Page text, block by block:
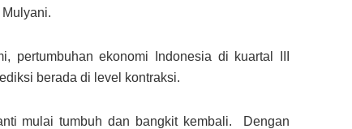
pertumbuhan ekonomi Indonesia di kuartal III
berada di level kontraksi.
mulai tumbuh dan bangkit kembali. Dengan